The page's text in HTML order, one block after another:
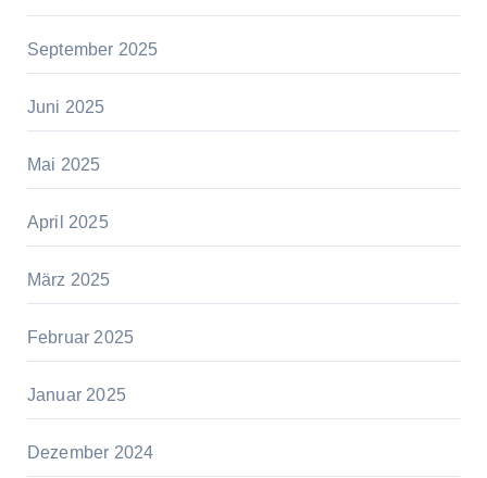
September 2025
Juni 2025
Mai 2025
April 2025
März 2025
Februar 2025
Januar 2025
Dezember 2024